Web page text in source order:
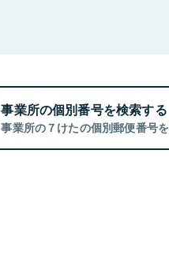
事業所の個別番号を検索する
事業所の７けたの個別郵便番号を